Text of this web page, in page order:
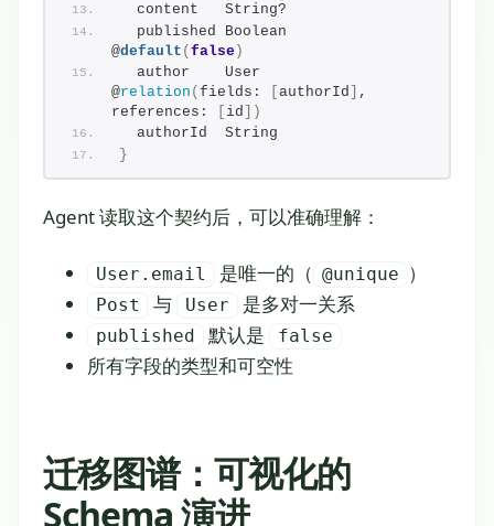
  content   String?
  published Boolean
@default ( false )
  author    User
@relation ( fields: authorId
,
references:
id
)
  authorId  String
}
Agent 读取这个契约后，可以准确理解：
User.email 是唯一的（ @unique ）
Post 与 User 是多对一关系
published 默认是 false
所有字段的类型和可空性
迁移图谱：可视化的
Schema 演进